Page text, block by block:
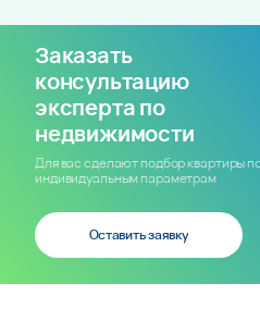
Заказать
консультацию
эксперта по
недвижимости
Для вас сделают подбор квартиры
индивидуальным параметрам
Оставить заявку